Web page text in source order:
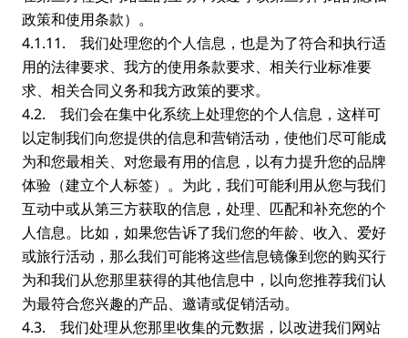
政策和使用条款）。
4.1.11. 我们处理您的个人信息，也是为了符合和执行适
用的法律要求、我方的使用条款要求、相关行业标准要
求、相关合同义务和我方政策的要求。
4.2. 我们会在集中化系统上处理您的个人信息，这样可
以定制我们向您提供的信息和营销活动，使他们尽可能成
为和您最相关、对您最有用的信息，以有力提升您的品牌
体验（建立个人标签）。为此，我们可能利用从您与我们
互动中或从第三方获取的信息，处理、匹配和补充您的个
人信息。比如，如果您告诉了我们您的年龄、收入、爱好
或旅行活动，那么我们可能将这些信息镜像到您的购买行
为和我们从您那里获得的其他信息中，以向您推荐我们认
为最符合您兴趣的产品、邀请或促销活动。
4.3. 我们处理从您那里收集的元数据，以改进我们网站